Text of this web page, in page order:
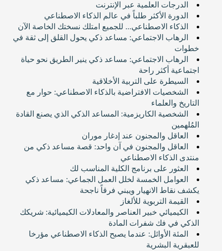
الدرجات العلمية عبر الإنترنت
الدورة اﻷكثر طلباً في عالم الذكاء الاصطناعي
الذكاء الاصطناعي... للجميع امتلك نسختك الخاصة اﻵن
الرهاب الاجتماعي: مساعد ذكي يحول القلق إلى ثقة في
خطوات
الرهاب الاجتماعي: مساعد ذكي ينير الطريق نحو حياة
اجتماعية أكثر راحة
السيطرة على التربية الأخلاقية
الشخصيات الافتراضية بالذكاء الاصطناعي: حوار مع
التاريخ والعلماء
الشخصية الكاريزمية: المساعد الذكي الذي يصنع القادة
المُلهمين
العاقل والمجنون عند إدغار موران
العاقل والمجنون في آن واحد: قصة مساعد ذكي من
منتدى الذكاء الاصطناعي
العثور على برنامج الكلية المناسب لك
العوامل الخمسة لخلل العمل الجماعي: مساعد ذكي
يكشف نقاط الانهيار ويبني فرقاً ناجحة
القيمة التربوية للألغاز
الكيميائي خبير العناصر والمعادلات الكيميائية: شريكك
الذكي في فك شفرات المادة
المئة الأوائل: عندما يصبح الذكاء الاصطناعي مؤرخا
للعبقرية البشرية